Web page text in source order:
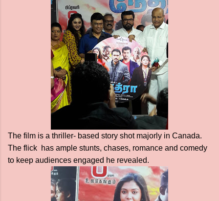
The film is a thriller- based story shot majorly in Canada.
The flick has ample stunts, chases, romance and comedy
to keep audiences engaged he revealed.